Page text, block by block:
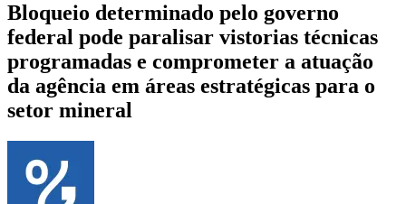
Bloqueio determinado pelo governo
federal pode paralisar vistorias técnicas
programadas e comprometer a atuação
da agência em áreas estratégicas para o
setor mineral